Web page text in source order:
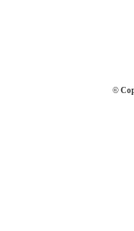
©